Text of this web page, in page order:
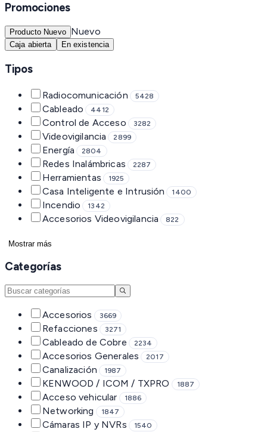
Promociones
Producto Nuevo Nuevo
Caja abierta En existencia
Tipos
Radiocomunicación 5428
Cableado 4412
Control de Acceso 3282
Videovigilancia 2899
Energía 2804
Redes Inalámbricas 2287
Herramientas 1925
Casa Inteligente e Intrusión 1400
Incendio 1342
Accesorios Videovigilancia 822
Mostrar más
Categorías
Accesorios 3669
Refacciones 3271
Cableado de Cobre 2234
Accesorios Generales 2017
Canalización 1987
KENWOOD / ICOM / TXPRO 1887
Acceso vehicular 1886
Networking 1847
Cámaras IP y NVRs 1540